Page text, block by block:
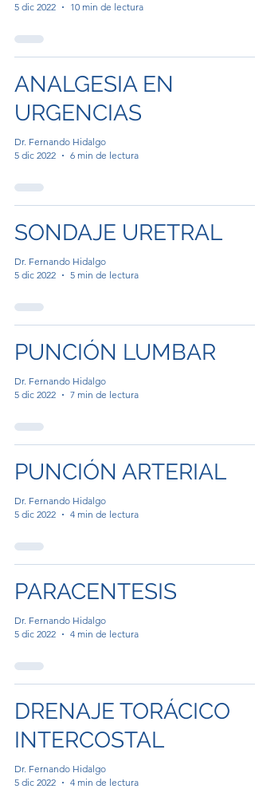
5 dic 2022
10 min de lectura
ANALGESIA EN
URGENCIAS
Dr. Fernando Hidalgo
5 dic 2022
6 min de lectura
SONDAJE URETRAL
Dr. Fernando Hidalgo
5 dic 2022
5 min de lectura
PUNCIÓN LUMBAR
Dr. Fernando Hidalgo
5 dic 2022
7 min de lectura
PUNCIÓN ARTERIAL
Dr. Fernando Hidalgo
5 dic 2022
4 min de lectura
PARACENTESIS
Dr. Fernando Hidalgo
5 dic 2022
4 min de lectura
DRENAJE TORÁCICO
INTERCOSTAL
Dr. Fernando Hidalgo
5 dic 2022
4 min de lectura